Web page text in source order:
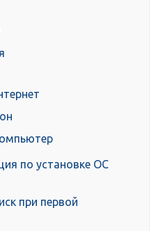
по установке ОС
при первой